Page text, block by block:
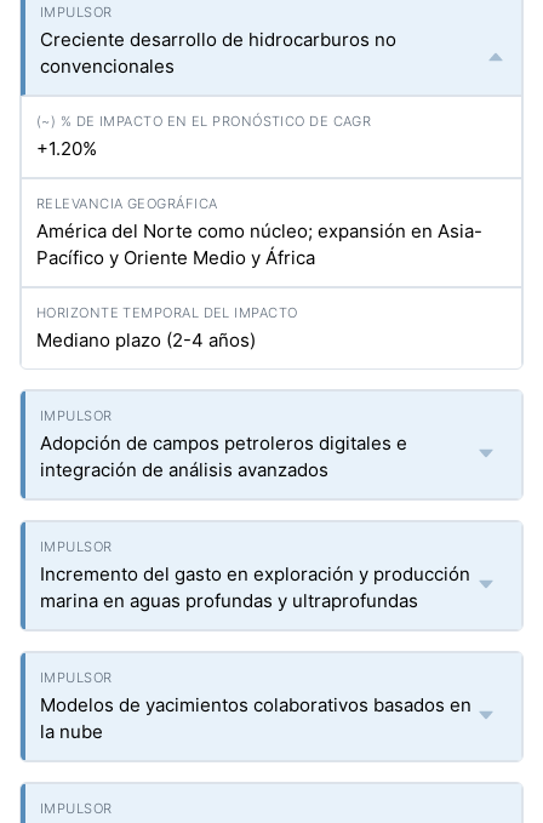
Creciente desarrollo de hidrocarburos no
convencionales
+1.20%
América del Norte como núcleo; expansión en Asia-
Pacífico y Oriente Medio y África
Mediano plazo (2-4 años)
Adopción de campos petroleros digitales e
integración de análisis avanzados
Incremento del gasto en exploración y producción
marina en aguas profundas y ultraprofundas
Modelos de yacimientos colaborativos basados en
la nube